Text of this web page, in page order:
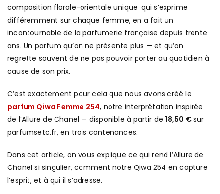
composition florale-orientale unique, qui s’exprime
différemment sur chaque femme, en a fait un
incontournable de la parfumerie française depuis trente
ans. Un parfum qu’on ne présente plus — et qu’on
regrette souvent de ne pas pouvoir porter au quotidien à
cause de son prix.
C’est exactement pour cela que nous avons créé le
parfum Qiwa Femme 254, notre interprétation inspirée
de l’Allure de Chanel — disponible à partir de18,50 €sur
parfumsetc.fr, en trois contenances.
Dans cet article, on vous explique ce qui rend l’Allure de
Chanel si singulier, comment notre Qiwa 254 en capture
l’esprit, et à qui il s’adresse.